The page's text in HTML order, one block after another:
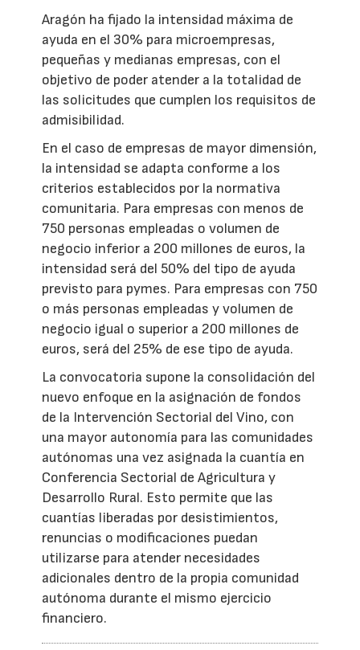
Aragón ha fijado la intensidad máxima de
ayuda en el 30% para microempresas,
pequeñas y medianas empresas, con el
objetivo de poder atender a la totalidad de
las solicitudes que cumplen los requisitos de
admisibilidad.
En el caso de empresas de mayor dimensión,
la intensidad se adapta conforme a los
criterios establecidos por la normativa
comunitaria. Para empresas con menos de
750 personas empleadas o volumen de
negocio inferior a 200 millones de euros, la
intensidad será del 50% del tipo de ayuda
previsto para pymes. Para empresas con 750
o más personas empleadas y volumen de
negocio igual o superior a 200 millones de
euros, será del 25% de ese tipo de ayuda.
La convocatoria supone la consolidación del
nuevo enfoque en la asignación de fondos
de la Intervención Sectorial del Vino, con
una mayor autonomía para las comunidades
autónomas una vez asignada la cuantía en
Conferencia Sectorial de Agricultura y
Desarrollo Rural. Esto permite que las
cuantías liberadas por desistimientos,
renuncias o modificaciones puedan
utilizarse para atender necesidades
adicionales dentro de la propia comunidad
autónoma durante el mismo ejercicio
financiero.